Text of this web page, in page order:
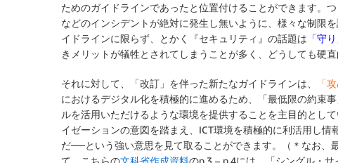
ためのガイドラインであったと位置付けることができます。
などのインシデントが絶対に発生し無いように、様々な制限
イドラインに限らず、とかく『セキュリティ』の話題は 「守り
きメリットが犠牲とされてしまうことが多く、どうしても硬
それに対して、「改訂」を伴った新たなガイドラインは、 「
におけるデジタル化を積極的に進めるため、「最低限の約束
ルを活用いただけるような環境を提供することを主目的とし
イゼーションの意図を踏まえ、ICT環境を積極的に利活用し
だ──という強い意思を見て取ることができます。（＊なお、
て、こちらの文科省作成資料のp.3 – p.4には、「シングル・